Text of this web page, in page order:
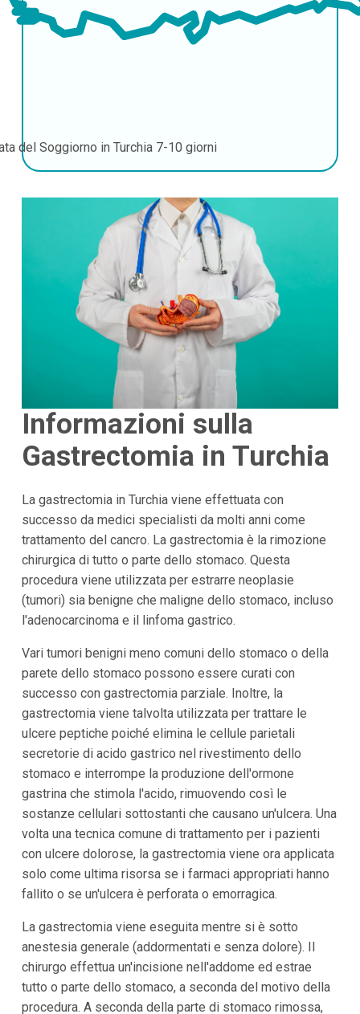
del Soggiorno in Turchia 7-10 giorni
Informazioni sulla
Gastrectomia in Turchia
La gastrectomia in Turchia viene effettuata con
successo da medici specialisti da molti anni come
trattamento del cancro. La gastrectomia è la rimozione
chirurgica di tutto o parte dello stomaco. Questa
procedura viene utilizzata per estrarre neoplasie
(tumori) sia benigne che maligne dello stomaco, incluso
l'adenocarcinoma e il linfoma gastrico.
Vari tumori benigni meno comuni dello stomaco o della
parete dello stomaco possono essere curati con
successo con gastrectomia parziale. Inoltre, la
gastrectomia viene talvolta utilizzata per trattare le
ulcere peptiche poiché elimina le cellule parietali
secretorie di acido gastrico nel rivestimento dello
stomaco e interrompe la produzione dell'ormone
gastrina che stimola l'acido, rimuovendo così le
sostanze cellulari sottostanti che causano un'ulcera. Una
volta una tecnica comune di trattamento per i pazienti
con ulcere dolorose, la gastrectomia viene ora applicata
solo come ultima risorsa se i farmaci appropriati hanno
fallito o se un'ulcera è perforata o emorragica.
La gastrectomia viene eseguita mentre si è sotto
anestesia generale (addormentati e senza dolore). Il
chirurgo effettua un'incisione nell'addome ed estrae
tutto o parte dello stomaco, a seconda del motivo della
procedura. A seconda della parte di stomaco rimossa,